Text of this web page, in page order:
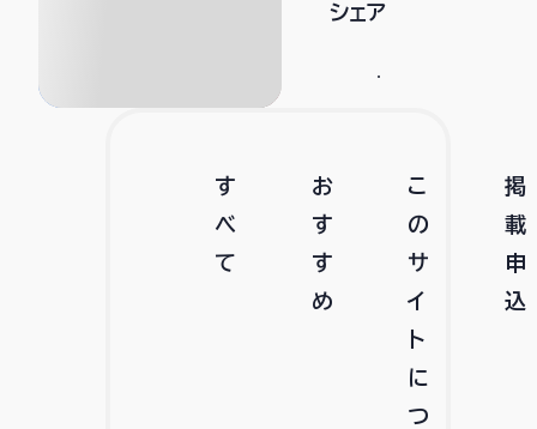
シェア
す
べ
て
お
す
す
め
こ
の
サ
イ
ト
に
つ
掲
載
申
込